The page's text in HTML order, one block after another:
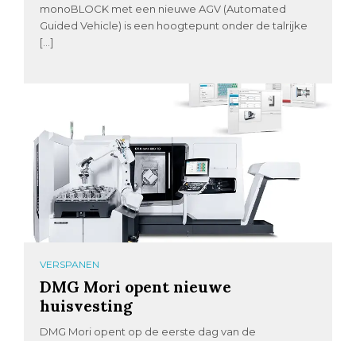
monoBLOCK met een nieuwe AGV (Automated
Guided Vehicle) is een hoogtepunt onder de talrijke
[…]
VERSPANEN
DMG Mori opent nieuwe
huisvesting
DMG Mori opent op de eerste dag van de